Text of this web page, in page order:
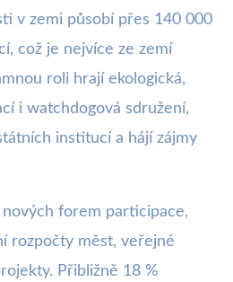
v zemi působí přes 140 000
což je nejvíce ze zemí
roli hrají ekologická,
i watchdogová sdružení,
institucí a hájí zájmy
nových forem participace,
rozpočty měst, veřejné
Přibližně 18 %